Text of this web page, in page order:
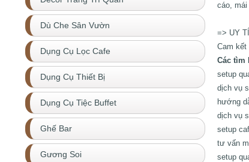
cáo,
=> UY
Cam kết
Các tìm
setup
dịch vụ
hướng
dịch vụ
setup
tư vấn
setup
Dù Che Sân Vườn
Dụng Cụ Lọc Cafe
Dụng Cụ Thiết Bị
Dụng Cụ Tiệc Buffet
Ghế Bar
Gương Soi